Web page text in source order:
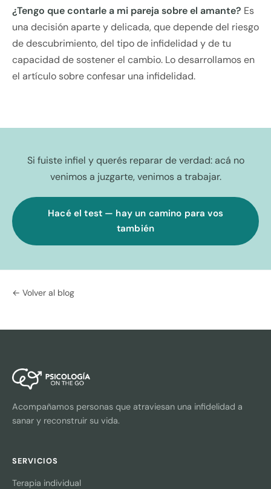
¿Tengo que contarle a mi pareja sobre el amante? Es
una decisión aparte y delicada, que depende del riesgo
de descubrimiento, del tipo de infidelidad y de tu
capacidad de sostener el cambio. Lo desarrollamos en
el artículo sobre confesar una infidelidad.
Si fuiste infiel y querés reparar de verdad: acá no
venimos a juzgarte, venimos a trabajar.
Hacé el test — hay un camino para vos
también
← Volver al blog
Acompañamos personas que atraviesan una infidelidad a
sanar y reconstruir su vida.
SERVICIOS
Terapia individual